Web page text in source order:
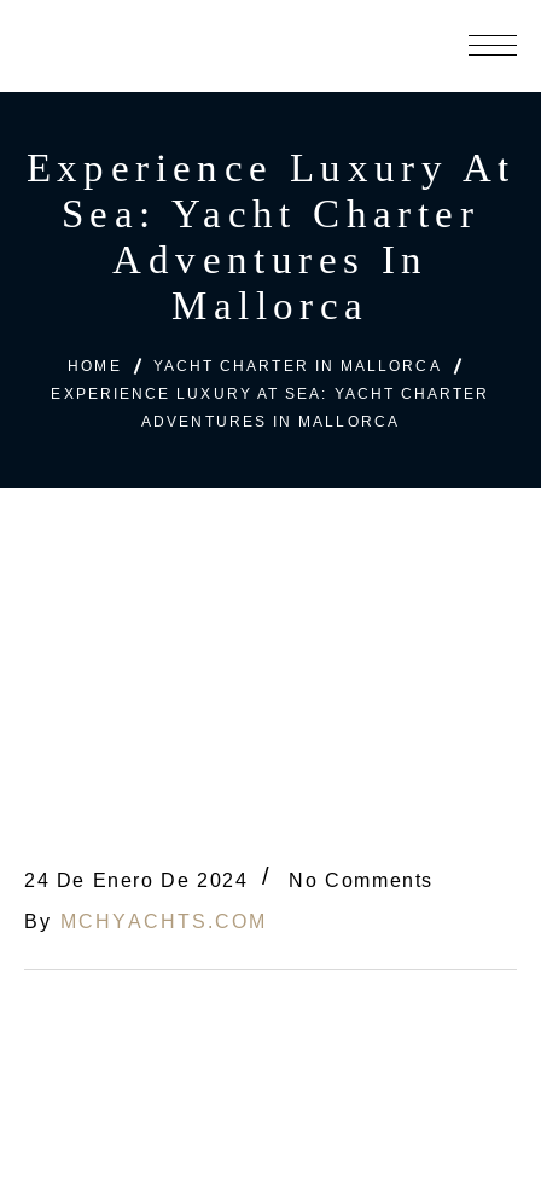
Experience Luxury At
Sea: Yacht Charter
Adventures In
Mallorca
HOME
YACHT CHARTER IN MALLORCA
EXPERIENCE LUXURY AT SEA: YACHT CHARTER
ADVENTURES IN MALLORCA
24 De Enero De 2024
No Comments
By
MCHYACHTS.COM